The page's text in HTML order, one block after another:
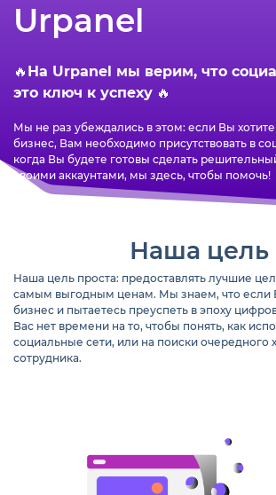
Urpanel
🔥 На Urpanel мы верим, что
это ключ к успеху 🔥
Мы не раз убеждались в этом: если Вы хотите
бизнес, Вам необходимо присутствовать в
когда Вы будете готовы сделать
своими аккаунтами, мы здесь, чтобы помочь!
Наша цель
Наша цель проста: предоставлять лучшие
самым выгодным ценам. Мы знаем, что если
бизнес и пытаетесь преуспеть в эпоху
Вас нет времени на то, чтобы понять, как
социальные сети, или на поиски очередного
сотрудника.